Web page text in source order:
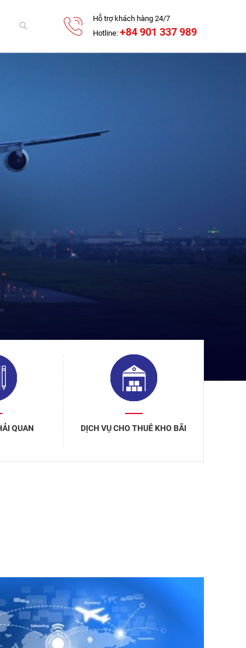
Hỗ trợ khách hàng 24/7
Hotline: +84 901 337 989
QUAN DỊCH VỤ CHO THUÊ KHO BÃI